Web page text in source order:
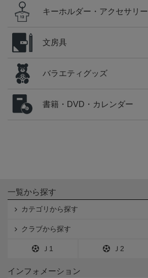
キーホルダー・アクセサリー
文房具
バラエティグッズ
書籍・DVD・カレンダー
一覧から探す
カテゴリから探す
クラブから探す
Ｊ1 Ｊ2
インフォメーション